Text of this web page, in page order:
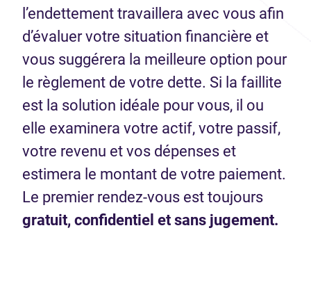
l’endettement travaillera avec vous afin
d’évaluer votre situation financière et
vous suggérera la meilleure option pour
le règlement de votre dette. Si la faillite
est la solution idéale pour vous, il ou
elle examinera votre actif, votre passif,
votre revenu et vos dépenses et
estimera le montant de votre paiement.
Le premier rendez-vous est toujours
gratuit, confidentiel et sans jugement.